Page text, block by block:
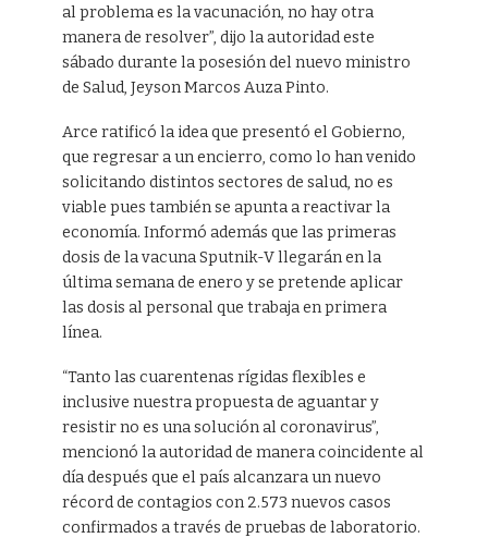
al problema es la vacunación, no hay otra
manera de resolver”, dijo la autoridad este
sábado durante la posesión del nuevo ministro
de Salud, Jeyson Marcos Auza Pinto.
Arce ratificó la idea que presentó el Gobierno,
que regresar a un encierro, como lo han venido
solicitando distintos sectores de salud, no es
viable pues también se apunta a reactivar la
economía. Informó además que las primeras
dosis de la vacuna Sputnik-V llegarán en la
última semana de enero y se pretende aplicar
las dosis al personal que trabaja en primera
línea.
“Tanto las cuarentenas rígidas flexibles e
inclusive nuestra propuesta de aguantar y
resistir no es una solución al coronavirus”,
mencionó la autoridad de manera coincidente al
día después que el país alcanzara un nuevo
récord de contagios con 2.573 nuevos casos
confirmados a través de pruebas de laboratorio.